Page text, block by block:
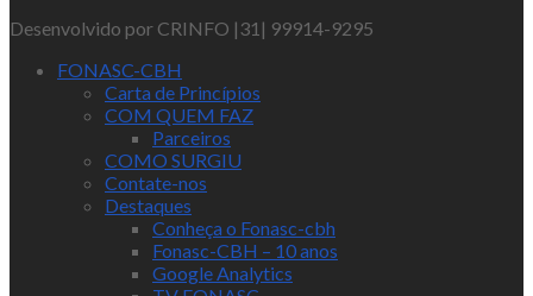
Desenvolvido por CRINFO |31| 99914-9295
FONASC-CBH
Carta de Princípios
COM QUEM FAZ
Parceiros
COMO SURGIU
Contate-nos
Destaques
Conheça o Fonasc-cbh
Fonasc-CBH – 10 anos
Google Analytics